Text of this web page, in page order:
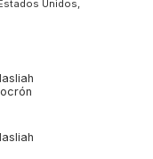
Unidos,